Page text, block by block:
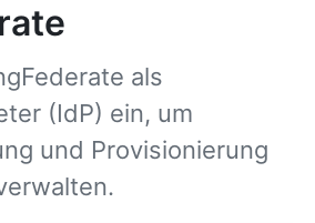
als
(IdP) ein, um
und Provisionierung